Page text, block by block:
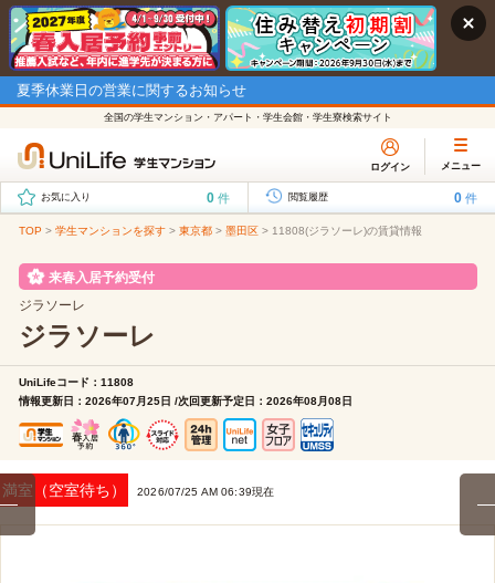
夏季休業日の営業に関するお知らせ
全国の学生マンション・アパート・学生会館・学生寮検索サイト
ログイン メニュー
お気に入り 0 件 閲覧履歴 0 件
TOP > 学生マンションを探す > 東京都 > 墨田区 > 11808(ジラソーレ)の賃貸情報
来春入居予約受付
ジラソーレ
ジラソーレ
UniLifeコード：11808
情報更新日：2026年07月25日 /次回更新予定日：2026年08月08日
満室（空室待ち） 2026/07/25 AM 06:39現在